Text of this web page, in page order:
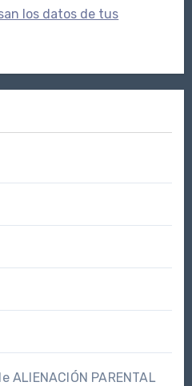
los datos de tus
PARENTAL